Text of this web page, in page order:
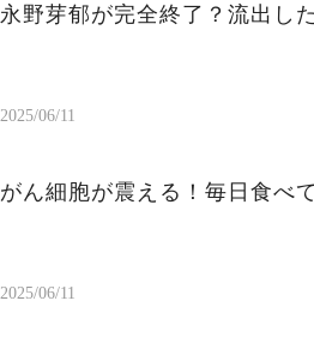
永野芽郁が完全終了？流出し
2025/06/11
がん細胞が震える！毎日食べ
2025/06/11